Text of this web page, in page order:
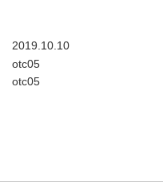
2019.10.10
otc05
otc05